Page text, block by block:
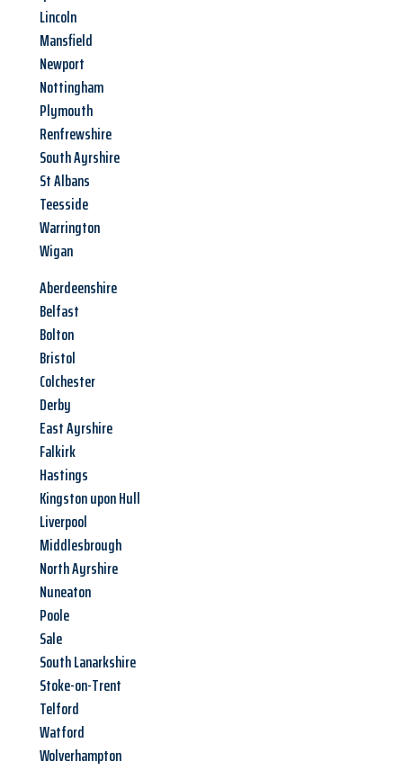
Lincoln
Mansfield
Newport
Nottingham
Plymouth
Renfrewshire
South Ayrshire
St Albans
Teesside
Warrington
Wigan
Aberdeenshire
Belfast
Bolton
Bristol
Colchester
Derby
East Ayrshire
Falkirk
Hastings
Kingston upon Hull
Liverpool
Middlesbrough
North Ayrshire
Nuneaton
Poole
Sale
South Lanarkshire
Stoke-on-Trent
Telford
Watford
Wolverhampton